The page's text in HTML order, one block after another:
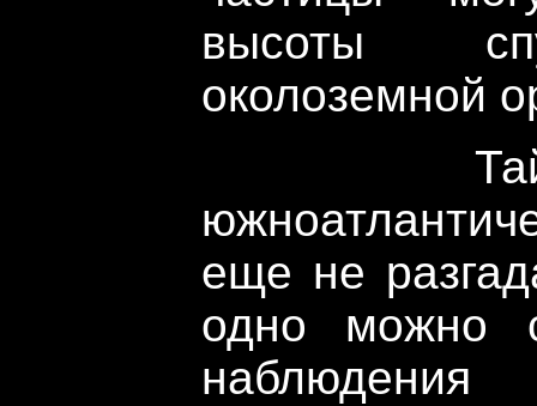
высоты
околоземной
Тайна
еще не
одно можно
наблюдения